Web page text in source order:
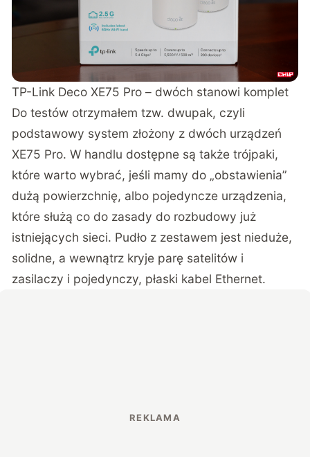
TP-Link Deco XE75 Pro – dwóch stanowi komplet
Do testów otrzymałem tzw. dwupak, czyli
podstawowy system złożony z dwóch urządzeń
XE75 Pro. W handlu dostępne są także trójpaki,
które warto wybrać, jeśli mamy do „obstawienia”
dużą powierzchnię, albo pojedyncze urządzenia,
które służą co do zasady do rozbudowy już
istniejących sieci. Pudło z zestawem jest nieduże,
solidne, a wewnątrz kryje parę satelitów i
zasilaczy i pojedynczy, płaski kabel Ethernet.